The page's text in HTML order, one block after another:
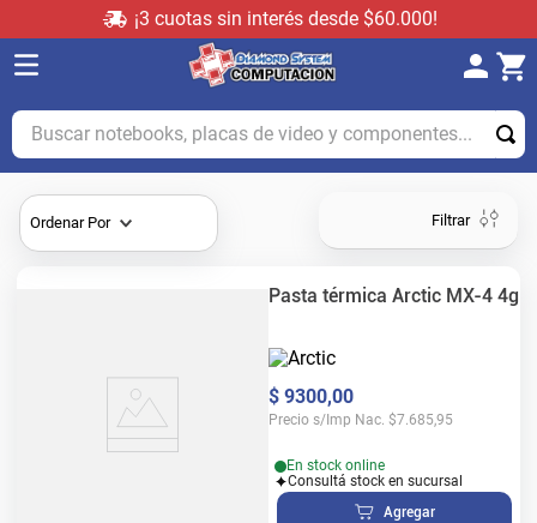
¡3 cuotas sin interés desde $60.000!
Buscar notebooks, placas de video y componentes...
Ordenar Por Filtrar
Pasta térmica Arctic MX-4 4g
$ 9300,00
Precio s/Imp Nac. $7.685,95
En stock online
Consultá stock en sucursal
Agregar